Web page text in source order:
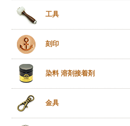
工具
刻印
染料 溶剤接着剤
金具